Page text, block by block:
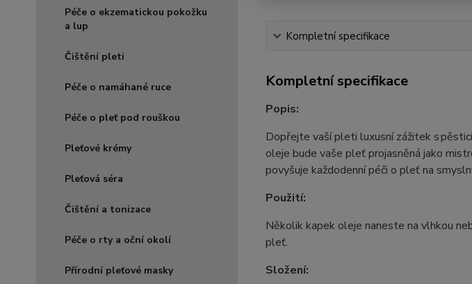
Péče o ekzematickou pokožku
a lup
Čištění pleti
Péče o namáhané ruce
Péče o pleť pod rouškou
Pleťové krémy
Pleťová séra
Čištění a tonizace
Péče o rty a oční okolí
Přírodní pleťové masky
Kompletní specifikace
Kompletní specifikace
Popis:
Dopřejte vaší pleti luxusní zážitek s
oleje bude vaše pleť projasněná jako
povyšuje každodenní péči o pleť na
Použití:
Několik kapek oleje naneste na vlhkou
pleť.
Složení: